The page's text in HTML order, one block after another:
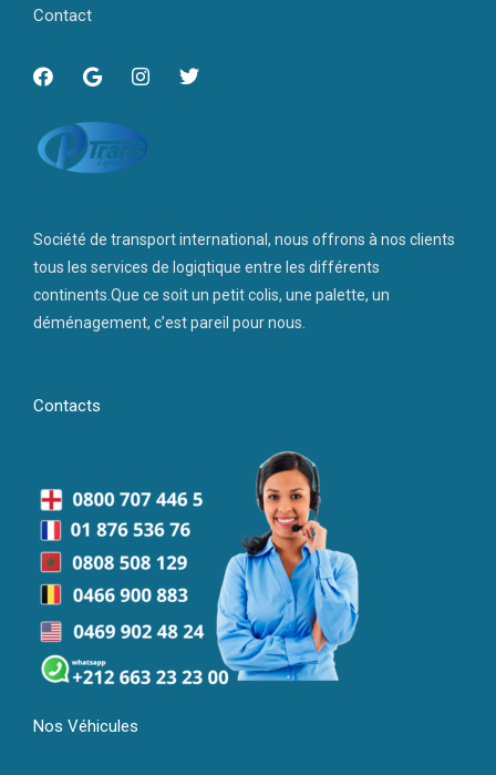
Contact
Société de transport international, nous offrons à nos clients
tous les services de logiqtique entre les différents
continents.Que ce soit un petit colis, une palette, un
déménagement, c’est pareil pour nous.
Contacts
Nos Véhicules